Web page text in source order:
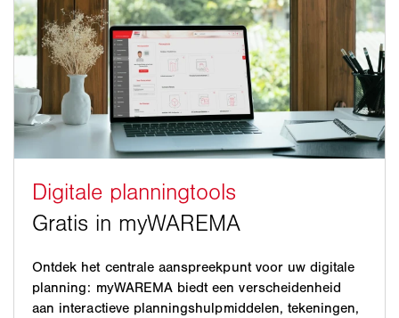
Ontdek het centrale aanspreekpunt voor uw digitale
planning: myWAREMA biedt een verscheidenheid
aan interactieve planningshulpmiddelen, tekeningen,